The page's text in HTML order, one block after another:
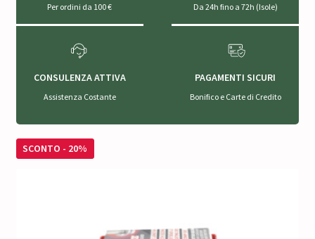
Per ordini da 100 € Da 24h fino a 72h (Isole)
CONSULENZA ATTIVA
Assistenza Costante
PAGAMENTI SICURI
Bonifico e Carte di Credito
SCONTO - 20%